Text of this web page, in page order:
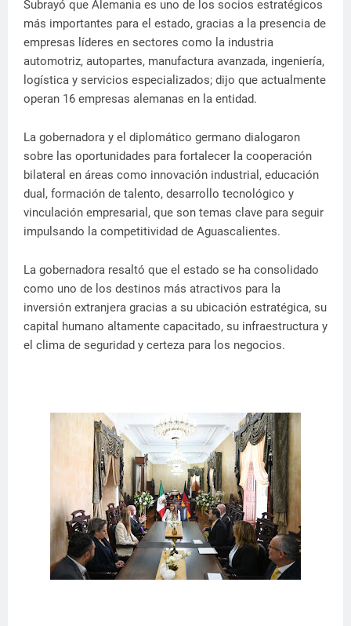
Subrayó que Alemania es uno de los socios estratégicos
más importantes para el estado, gracias a la presencia de
empresas líderes en sectores como la industria
automotriz, autopartes, manufactura avanzada, ingeniería,
logística y servicios especializados; dijo que actualmente
operan 16 empresas alemanas en la entidad.
La gobernadora y el diplomático germano dialogaron
sobre las oportunidades para fortalecer la cooperación
bilateral en áreas como innovación industrial, educación
dual, formación de talento, desarrollo tecnológico y
vinculación empresarial, que son temas clave para seguir
impulsando la competitividad de Aguascalientes.
La gobernadora resaltó que el estado se ha consolidado
como uno de los destinos más atractivos para la
inversión extranjera gracias a su ubicación estratégica, su
capital humano altamente capacitado, su infraestructura y
el clima de seguridad y certeza para los negocios.